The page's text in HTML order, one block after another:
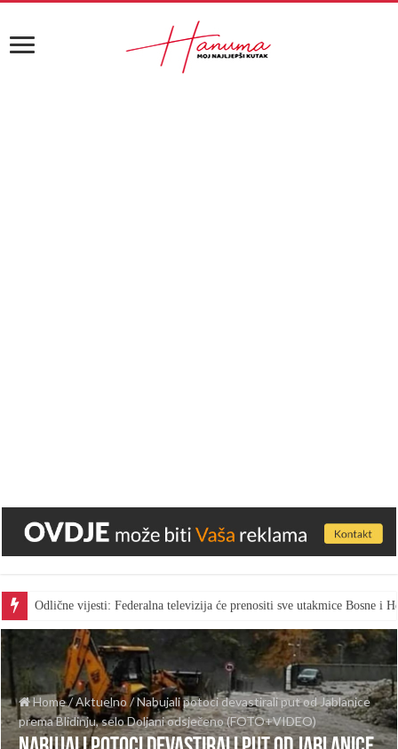
Odlične vijesti: Federalna televizija će prenositi sve utakmice Bosne i
Home/Aktuelno /Nabujali potoci devastirali put od Jablanice
prema Blidinju, selo Doljani odsječeno (FOTO+VIDEO)